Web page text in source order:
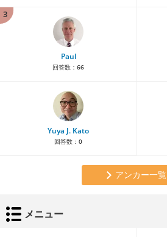
3
Paul
回答数： 66
Yuya J. Kato
回答数： 0
アンカー一覧
メニュー